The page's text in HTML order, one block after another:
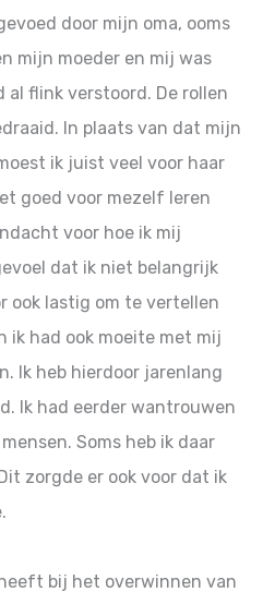
door mijn oma, ooms
mijn moeder en mij was
flink verstoord. De rollen
In plaats van dat mijn
ik juist veel voor haar
goed voor mezelf leren
voor hoe ik mij
dat ik niet belangrijk
ook lastig om te vertellen
ik had ook moeite met mij
Ik heb hierdoor jarenlang
Ik had eerder wantrouwen
Soms heb ik daar
zorgde er ook voor dat ik
bij het overwinnen van